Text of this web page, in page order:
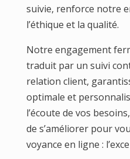
suivie, renforce notre
l’éthique et la qualité.
Notre engagement
traduit par un suivi
relation client,
optimale et
l’écoute de vos
de s’améliorer pour
voyance en ligne :